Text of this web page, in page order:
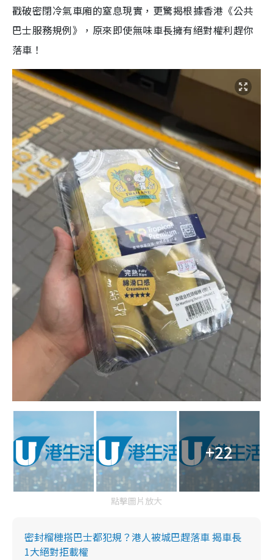
戳破密閉冷氣車廂的窒息現實，更驚揭根據香港《公共
巴士服務規例》，原來即使無味車長擁有絕對權利趕你
落車！
+22
點擊圖片放大
密封榴槤搭巴士都犯規？港人被城巴趕落車 揭車長
1大絕對拒載權